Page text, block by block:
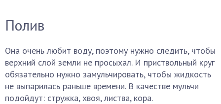
Полив
Она очень любит воду, поэтому нужно следить, чтобы
верхний слой земли не просыхал. И приствольный круг
обязательно нужно замульчировать, чтобы жидкость
не выпарилась раньше времени. В качестве мульчи
подойдут: стружка, хвоя, листва, кора.